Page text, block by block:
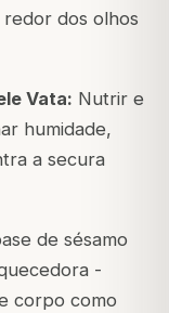
dos olhos
Vata: Nutrir e
humidade,
a secura
de sésamo
-
corpo como